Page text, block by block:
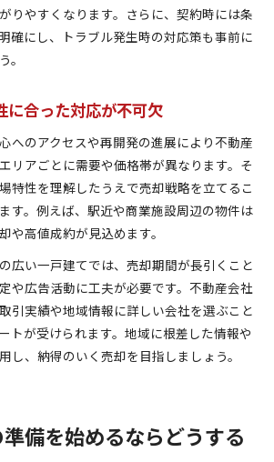
りやすくなります。さらに、契約時には条
確にし、トラブル発生時の対応策も事前に
。
に合った対応が不可欠
へのアクセスや再開発の進展により不動産
リアごとに需要や価格帯が異なります。そ
特性を理解したうえで売却戦略を立てるこ
す。例えば、駅近や商業施設周辺の物件は
や高値成約が見込めます。
広い一戸建てでは、売却期間が長引くこと
や広告活動に工夫が必要です。不動産会社
引実績や地域情報に詳しい会社を選ぶこと
トが受けられます。地域に根差した情報や
し、納得のいく売却を目指しましょう。
備を始めるならどうする